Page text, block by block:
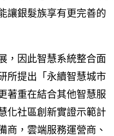
讓銀髮族享有更完善的
，因此智慧系統整合面
所提出「永續智慧城市
著重在結合其他智慧服
化社區創新實證示範計
商，雲端服務運營商、